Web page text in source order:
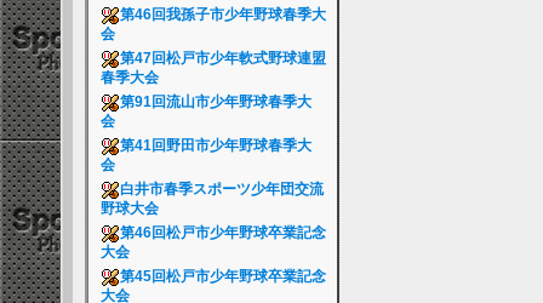
第46回我孫子市少年野球春季大
会
第47回松戸市少年軟式野球連盟
春季大会
第91回流山市少年野球春季大
会
第41回野田市少年野球春季大
会
白井市春季スポーツ少年団交流
野球大会
第46回松戸市少年野球卒業記念
大会
第45回松戸市少年野球卒業記念
大会